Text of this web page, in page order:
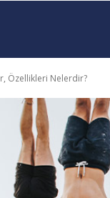
Özellikleri Nelerdir?